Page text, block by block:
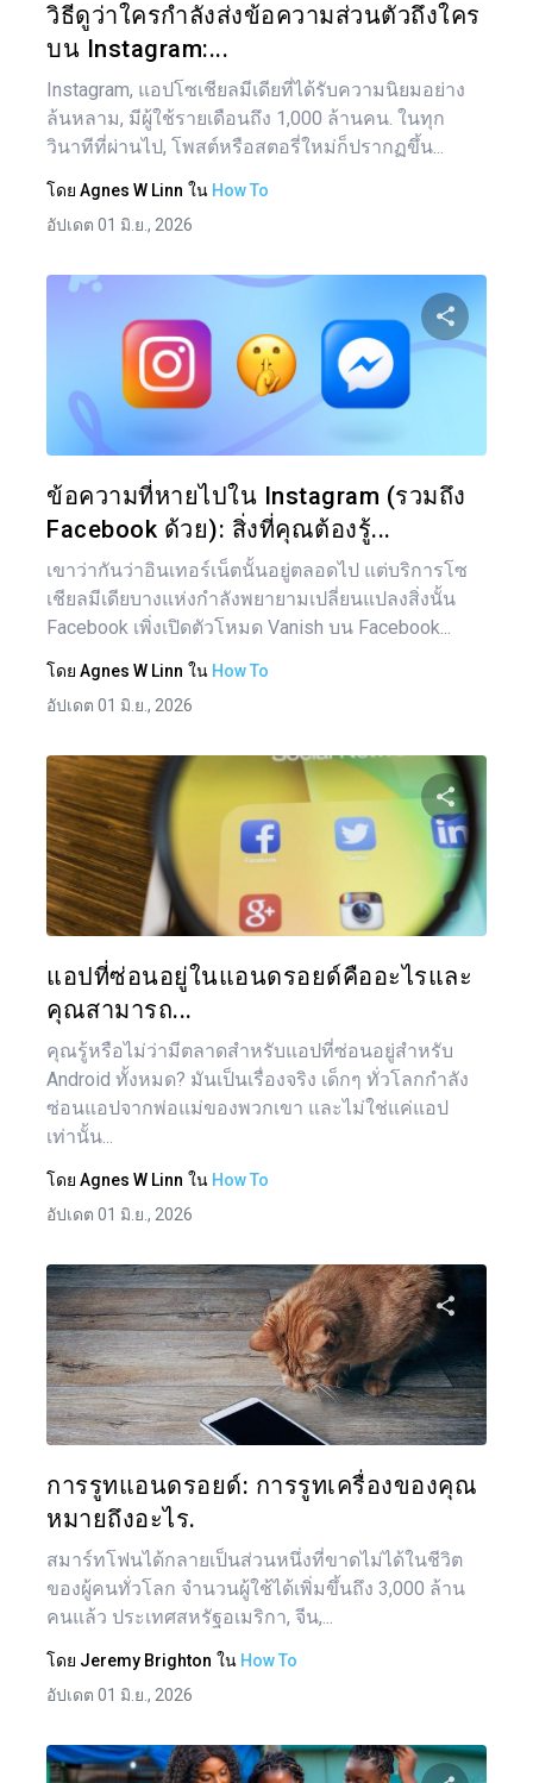
วิธีดูว่าใครกำลังส่งข้อความส่วนตัวถึงใคร
บน Instagram:...
Instagram, แอปโซเชียลมีเดียที่ได้รับความนิยมอย่าง
ล้นหลาม, มีผู้ใช้รายเดือนถึง 1,000 ล้านคน. ในทุก
วินาทีที่ผ่านไป, โพสต์หรือสตอรี่ใหม่ก็ปรากฏขึ้น...
โดย Agnes W Linn ใน How To
อัปเดต 01 มิ.ย., 2026
ข้อความที่หายไปใน Instagram (รวมถึง
Facebook ด้วย): สิ่งที่คุณต้องรู้...
เขาว่ากันว่าอินเทอร์เน็ตนั้นอยู่ตลอดไป แต่บริการโซ
เชียลมีเดียบางแห่งกำลังพยายามเปลี่ยนแปลงสิ่งนั้น
Facebook เพิ่งเปิดตัวโหมด Vanish บน Facebook...
โดย Agnes W Linn ใน How To
อัปเดต 01 มิ.ย., 2026
แบ่งปั
แอปที่ซ่อนอยู่ในแอนดรอยด์คืออะไรและ
คุณสามารถ...
คุณรู้หรือไม่ว่ามีตลาดสำหรับแอปที่ซ่อนอยู่สำหรับ
Android ทั้งหมด? มันเป็นเรื่องจริง เด็กๆ ทั่วโลกกำลัง
ซ่อนแอปจากพ่อแม่ของพวกเขา และไม่ใช่แค่แอป
เท่านั้น...
โดย Agnes W Linn ใน How To
อัปเดต 01 มิ.ย., 2026
แบ่งปั
การรูทแอนดรอยด์: การรูทเครื่องของคุณ
หมายถึงอะไร.
สมาร์ทโฟนได้กลายเป็นส่วนหนึ่งที่ขาดไม่ได้ในชีวิต
ของผู้คนทั่วโลก จำนวนผู้ใช้ได้เพิ่มขึ้นถึง 3,000 ล้าน
คนแล้ว ประเทศสหรัฐอเมริกา, จีน,...
โดย Jeremy Brighton ใน How To
อัปเดต 01 มิ.ย., 2026
แน